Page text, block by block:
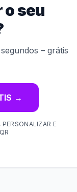
o seu
– grátis
→
PERSONALIZAR E